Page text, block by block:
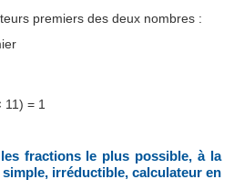
premiers des deux nombres :
11) = 1
fractions le plus possible, à la
irréductible, calculateur en